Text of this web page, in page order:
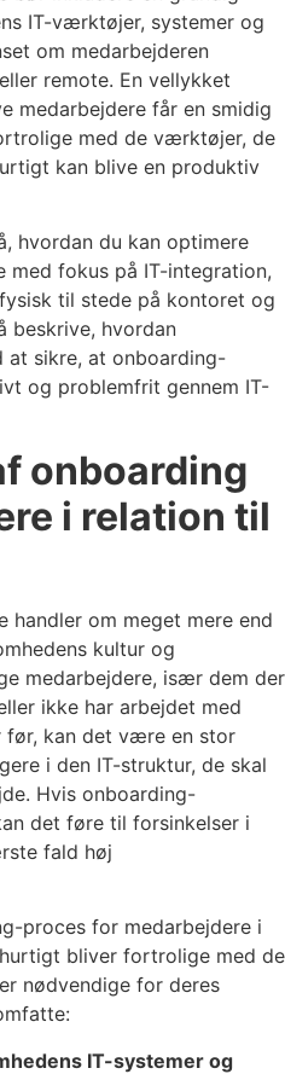
IT-værktøjer, systemer og
om medarbejderen
remote. En vellykket
medarbejdere får en smidig
med de værktøjer, de
kan blive en produktiv
hvordan du kan optimere
med fokus på IT-integration,
til stede på kontoret og
beskrive, hvordan
at sikre, at onboarding-
og problemfrit gennem IT-
onboarding
i relation til
handler om meget mere end
kultur og
medarbejdere, især dem der
ikke har arbejdet med
kan det være en stor
i den IT-struktur, de skal
Hvis onboarding-
det føre til forsinkelser i
fald høj
proces for medarbejdere i
bliver fortrolige med de
nødvendige for deres
IT-systemer og